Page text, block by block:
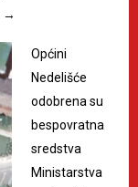
→
Općini
Nedelišće
odobrena su
bespovratna
sredstva
Ministarstva